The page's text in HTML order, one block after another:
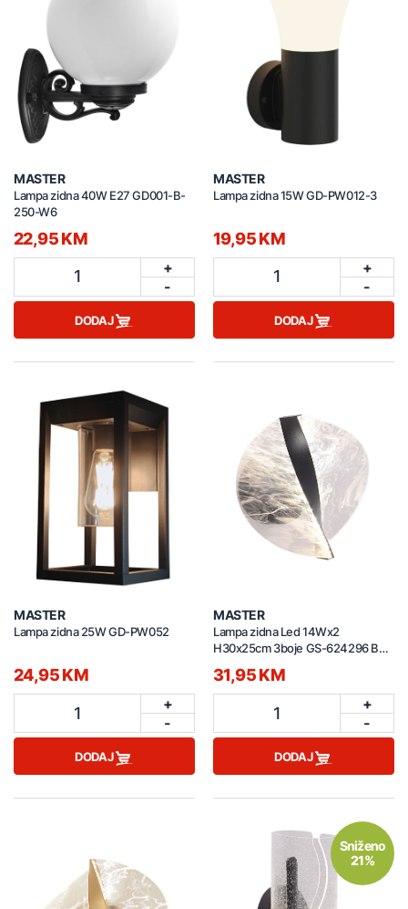
MASTER
Lampa zidna 40W E27 GD001-B-
250-W6
22,95 KM
1
+
-
DODAJ
MASTER
Lampa zidna 15W GD-PW012-3
19,95 KM
1
+
-
DODAJ
MASTER
Lampa zidna 25W GD-PW052
24,95 KM
1
+
-
DODAJ
MASTER
Lampa zidna Led 14Wx2
H30x25cm 3boje GS-624296 BK
crna
31,95 KM
1
+
-
DODAJ
Sniženo
21%